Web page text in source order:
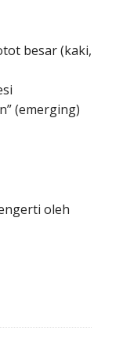
besar (kaki,
(emerging)
oleh